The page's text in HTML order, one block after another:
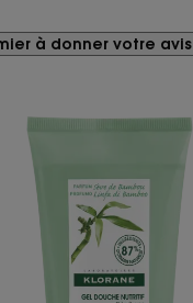
à donner votre avis